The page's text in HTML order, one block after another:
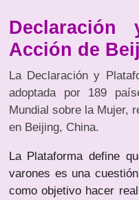
Declaración
Acción de
La Declaración y
adoptada por 189
Mundial sobre la Mujer,
en Beijing, China.
La Plataforma define
varones es una
como objetivo hacer